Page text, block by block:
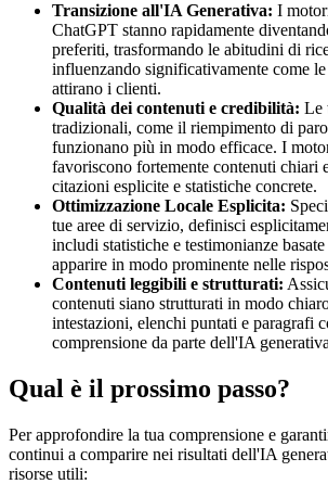
Transizione all'IA Generativa: I
ChatGPT stanno rapidamente
preferiti, trasformando le abitudini di
influenzando significativamente come
attirano i clienti.
Qualità dei contenuti e credibilità: Le
tradizionali, come il riempimento di
funzionano più in modo efficace. I
favoriscono fortemente contenuti chiari
citazioni esplicite e statistiche concrete.
Ottimizzazione Locale Esplicita:
tue aree di servizio, definisci
includi statistiche e testimonianze
apparire in modo prominente nelle
Contenuti leggibili e strutturati:
contenuti siano strutturati in modo
intestazioni, elenchi puntati e paragrafi
comprensione da parte dell'IA
Qual è il prossimo passo?
Per approfondire la tua comprensione e
continui a comparire nei risultati dell'IA
risorse utili: